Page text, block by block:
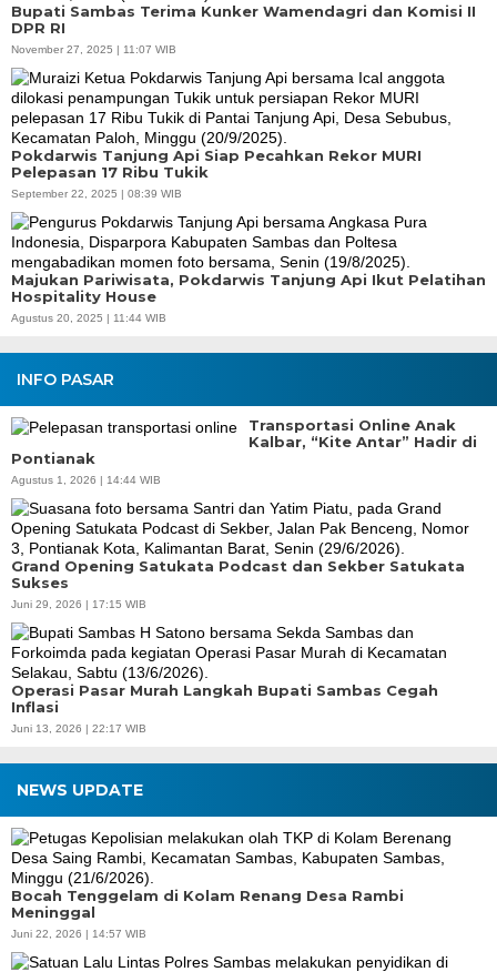
Bupati Sambas Terima Kunker Wamendagri dan Komisi II
DPR RI
November 27, 2025 | 11:07 WIB
Pokdarwis Tanjung Api Siap Pecahkan Rekor MURI
Pelepasan 17 Ribu Tukik
September 22, 2025 | 08:39 WIB
Majukan Pariwisata, Pokdarwis Tanjung Api Ikut Pelatihan
Hospitality House
Agustus 20, 2025 | 11:44 WIB
INFO PASAR
Transportasi Online Anak
Kalbar, “Kite Antar” Hadir di
Pontianak
Agustus 1, 2026 | 14:44 WIB
Grand Opening Satukata Podcast dan Sekber Satukata
Sukses
Juni 29, 2026 | 17:15 WIB
Operasi Pasar Murah Langkah Bupati Sambas Cegah
Inflasi
Juni 13, 2026 | 22:17 WIB
NEWS UPDATE
Bocah Tenggelam di Kolam Renang Desa Rambi
Meninggal
Juni 22, 2026 | 14:57 WIB